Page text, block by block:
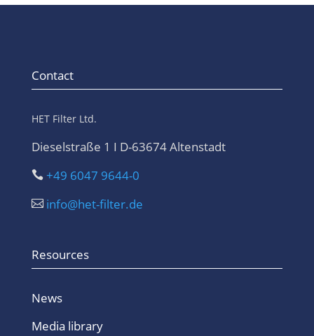
Contact
HET Filter Ltd.
Dieselstraße 1 I D-63674 Altenstadt
 +49 6047 9644-0
 info@het-filter.de
Resources
News
Media library